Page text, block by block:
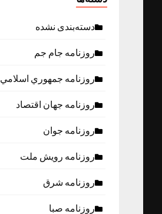
دسته‌بندی نشده
روزنامه جام جم
روزنامه جمهوري اسلامي
روزنامه جهان اقتصاد
روزنامه جوان
روزنامه رویش ملت
روزنامه شرق
روزنامه صبا